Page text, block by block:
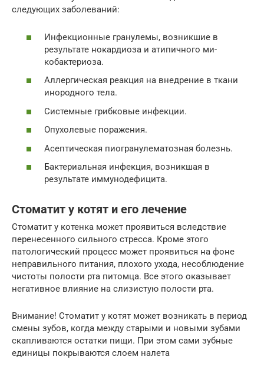
следующих заболеваний:
Инфекционные гранулемы, возникшие в
результате нокардиоза и атипичного ми-
кобактериоза.
Аллергическая реакция на внедрение в ткани
инородного тела.
Системные грибковые инфекции.
Опухолевые поражения.
Асептическая пиогранулематозная болезнь.
Бактериальная инфекция, возникшая в
результате иммунодефицита.
Стоматит у котят и его лечение
Стоматит у котенка может проявиться вследствие
перенесенного сильного стресса. Кроме этого
патологический процесс может проявиться на фоне
неправильного питания, плохого ухода, несоблюдение
чистоты полости рта питомца. Все этого оказывает
негативное влияние на слизистую полости рта.
Внимание! Стоматит у котят может возникать в период
смены зубов, когда между старыми и новыми зубами
скапливаются остатки пищи. При этом сами зубные
единицы покрываются слоем налета